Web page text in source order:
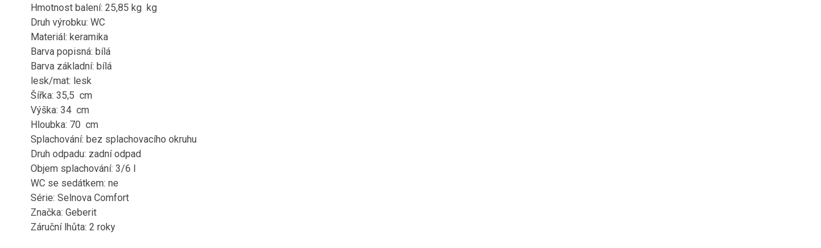
Hmotnost balení: 25,85 kg kg
Druh výrobku: WC
Materiál: keramika
Barva popisná: bílá
Barva základní: bílá
lesk/mat: lesk
Šířka: 35,5 cm
Výška: 34 cm
Hloubka: 70 cm
Splachování: bez splachovacího okruhu
Druh odpadu: zadní odpad
Objem splachování: 3/6 l
WC se sedátkem: ne
Série: Selnova Comfort
Značka: Geberit
Záruční lhůta: 2 roky